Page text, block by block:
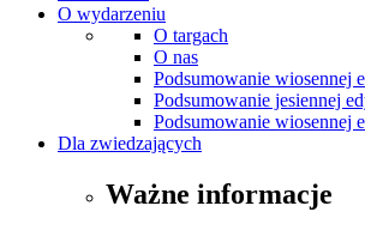
O wydarzeniu
O targach
O nas
Podsumowanie wiosennej
Podsumowanie jesiennej
Podsumowanie wiosennej
Dla zwiedzających
Ważne informacje